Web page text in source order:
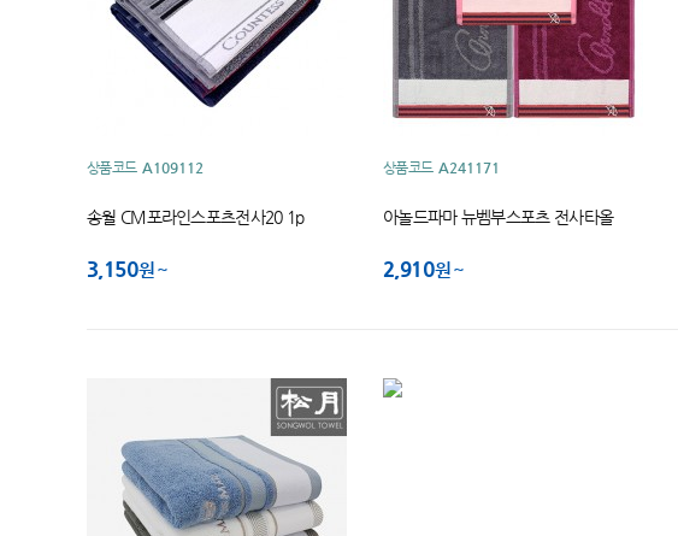
상품코드 A109112
송월 CM포라인스포츠전사20 1p
3,150원
상품코드 A241171
아놀드파마 뉴벰부스포츠 전사타올
2,910원